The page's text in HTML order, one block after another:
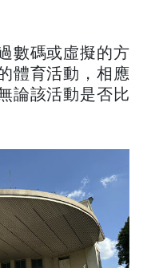
數碼或虛擬的方
體育活動，相應
論該活動是否比